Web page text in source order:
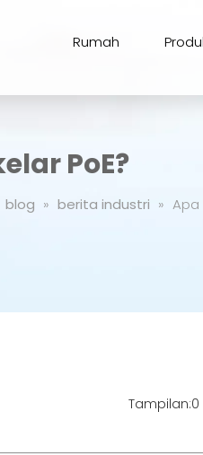
Rumah
PoE?
blog » berita industri » Apa
Tampilan:0